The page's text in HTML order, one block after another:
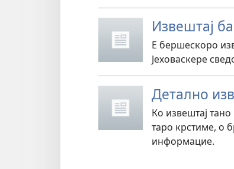
Извештај
Е бершескоро
Јеховаскере
Детално
Ко извештај
таро крстиме, о
информацие.